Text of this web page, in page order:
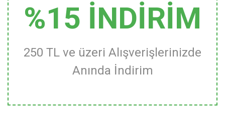
%15 İNDİRİM
250 TL ve üzeri Alışverişlerinizde
Anında İndirim